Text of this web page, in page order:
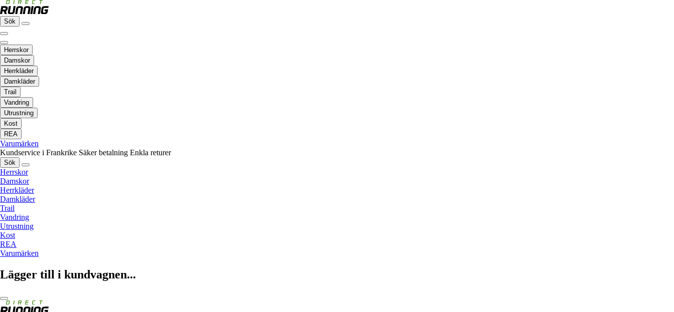
Sök
Herrskor
Damskor
Herrkläder
Damkläder
Trail
Vandring
Utrustning
Kost
REA
Varumärken
Kundservice i Frankrike Säker betalning Enkla returer
Sök
Herrskor
Damskor
Herrkläder
Damkläder
Trail
Vandring
Utrustning
Kost
REA
Varumärken
Lägger till i kundvagnen...